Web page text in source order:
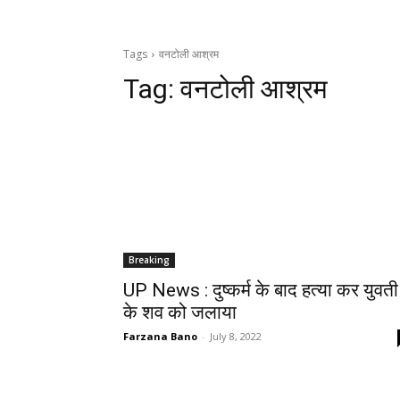
Tags वनटोली आश्रम
Tag:वनटोली आश्रम
Breaking
UP News : दुष्कर्म के बाद हत्या कर युवती
के शव को जलाया
Farzana Bano - July 8, 2022